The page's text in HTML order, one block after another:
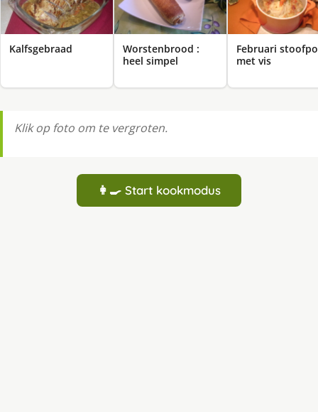
Kalfsgebraad
Worstenbrood :
heel simpel
Februari
met vis
Klik op foto om te vergroten.
👩‍🍳 Start kookmodus